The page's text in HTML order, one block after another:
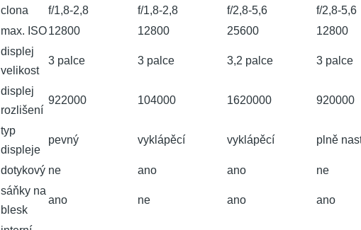
clona f/1,8-2,8 f/1,8-2,8 f/2,8-5,6 f/2,8-5,6
max. ISO12800 12800 25600 12800
displej
velikost
3 palce 3 palce 3,2 palce 3 palce
displej
rozlišení
922000 104000 1620000 920000
typ
displeje
pevný vyklápěcí vyklápěcí plně
dotykový ne ano ano ne
sáňky na
blesk
ano ne ano ano